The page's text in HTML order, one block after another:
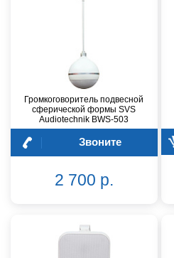
Громкоговоритель подвесной
сферической формы SVS
Audiotechnik BWS-503
Звоните
2 700 р.